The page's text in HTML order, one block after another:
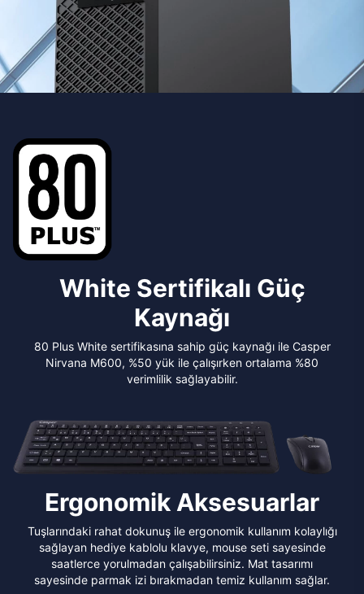
White Sertifikalı Güç
Kaynağı
80 Plus White sertifikasına sahip güç kaynağı ile Casper
Nirvana M600, %50 yük ile çalışırken ortalama %80
verimlilik sağlayabilir.
Ergonomik Aksesuarlar
Tuşlarındaki rahat dokunuş ile ergonomik kullanım kolaylığı
sağlayan hediye kablolu klavye, mouse seti sayesinde
saatlerce yorulmadan çalışabilirsiniz. Mat tasarımı
sayesinde parmak izi bırakmadan temiz kullanım sağlar.